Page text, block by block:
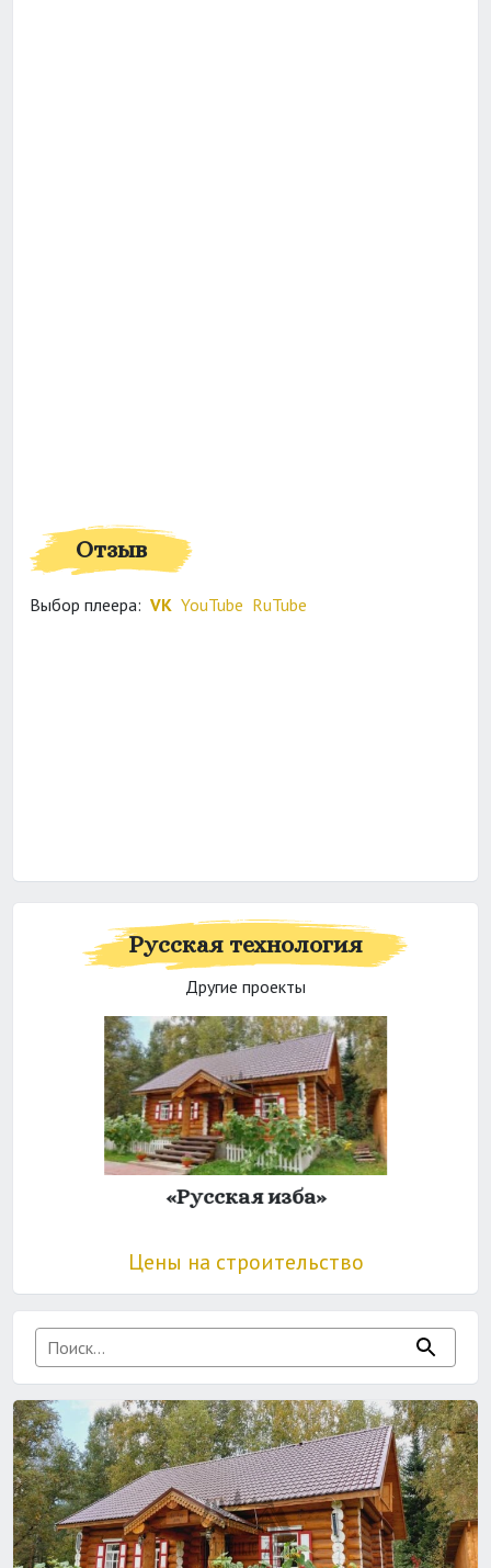
Отзыв
Выбор плеера: VK YouTube RuTube
Русская технология
Другие проекты
«Русская изба»
Цены на строительство